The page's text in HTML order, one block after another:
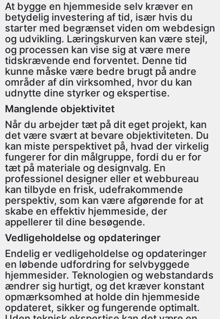
At bygge en hjemmeside selv kræver en
betydelig investering af tid, især hvis du
starter med begrænset viden om webdesign
og udvikling. Læringskurven kan være stejl,
og processen kan vise sig at være mere
tidskrævende end forventet. Denne tid
kunne måske være bedre brugt på andre
områder af din virksomhed, hvor du kan
udnytte dine styrker og ekspertise.
Manglende objektivitet
Når du arbejder tæt på dit eget projekt, kan
det være svært at bevare objektiviteten. Du
kan miste perspektivet på, hvad der virkelig
fungerer for din målgruppe, fordi du er for
tæt på materiale og designvalg. En
professionel designer eller et webbureau
kan tilbyde en frisk, udefrakommende
perspektiv, som kan være afgørende for at
skabe en effektiv hjemmeside, der
appellerer til dine besøgende.
Vedligeholdelse og opdateringer
Endelig er vedligeholdelse og opdateringer
en løbende udfordring for selvbyggede
hjemmesider. Teknologien og webstandards
ændrer sig hurtigt, og det kræver konstant
opmærksomhed at holde din hjemmeside
opdateret, sikker og fungerende optimalt.